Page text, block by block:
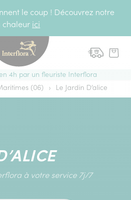
le coup ! Découvrez notre
chaleur ici
4h par un fleuriste Interflora
(06) › Le Jardin D’alice
à votre service 7j/7